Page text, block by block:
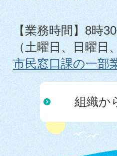
【業務時間】8時
（土曜日、日曜日
市民窓口課の一部
組織か